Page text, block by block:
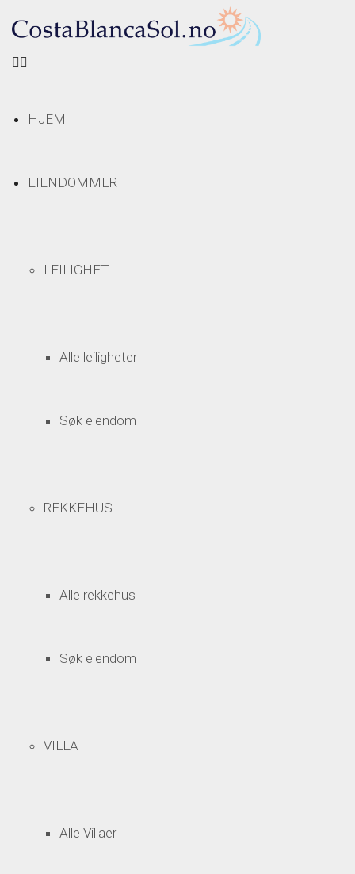
HJEM
EIENDOMMER
LEILIGHET
Alle leiligheter
Søk eiendom
REKKEHUS
Alle rekkehus
Søk eiendom
VILLA
Alle Villaer